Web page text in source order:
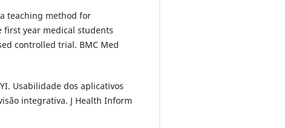
teaching method for
year medical students
controlled trial. BMC Med
Usabilidade dos aplicativos
integrativa. J Health Inform